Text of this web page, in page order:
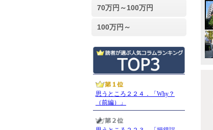
70万円～100万円
100万円～